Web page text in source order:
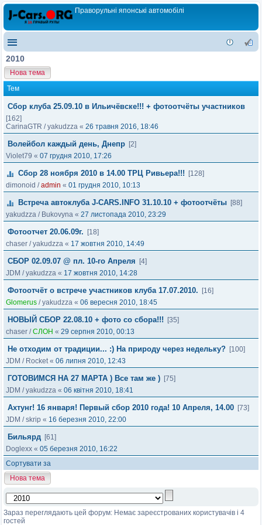
Праворульні японські автомобілі
2010
Нова тема
Тем
Сбор клуба 25.09.10 в Ильичёвске!!! + фотоотчёты участников
[162]
CarinaGTR /yakudzza « 26 травня 2016, 18:46
Волейбол каждый день, Днепр [2]
Violet79 « 07 грудня 2010, 17:26
Сбор 28 ноября 2010 в 14.00 ТРЦ Ривьера!!!
[128]
dimonoid /admin « 01 грудня 2010, 10:13
Встреча автоклуба J-CARS.INFO 31.10.10 + фотоотчёты [88]
yakudzza / Bukovyna « 27 листопада 2010, 23:29
Фотоотчет 20.06.09г.
[18]
chaser /yakudzza « 17 жовтня 2010, 14:49
СБОР 02.09.07 @ пл. 10-го Апреля
[4]
JDM /yakudzza « 17 жовтня 2010, 14:28
Фотоотчёт о встрече участников клуба 17.07.2010.
[16]
Glomerus /yakudzza « 06 вересня 2010, 18:45
НОВЫЙ СБОР 22.08.10 + фото со сбора!!!
[35]
chaser /СЛОН « 29 серпня 2010, 00:13
Не отходим от традиции... :) На природу через недельку? [100]
JDM / Rocket« 06 липня 2010, 12:43
ГОТОВИМСЯ НА 27 МАРТА ) Все там же ) [75]
JDM /yakudzza « 06 квітня 2010, 18:41
Ахтунг! 16 января! Первый сбор 2010 года! 10 Апреля, 14.00 [73]
JDM /skrip « 16 березня 2010, 22:00
Бильярд [61]
Doglexx « 05 березня 2010, 16:22
Сортувати за
Нова тема
Зараз переглядають цей форум: Немає зареєстрованих користувачів і 4
гостей